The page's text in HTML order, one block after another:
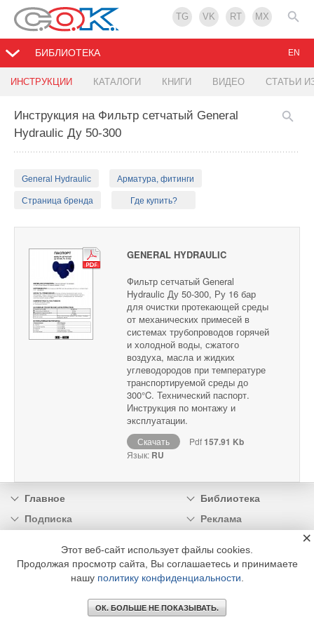
TG VK RT MX
БИБЛИОТЕКА
ИНСТРУКЦИИ КАТАЛОГИ КНИГИ ВИДЕО СТАТЬИ
EN
Инструкция на Фильтр сетчатый General
Hydraulic Ду 50-300
General Hydraulic Арматура, фитинги
Страница бренда Где купить?
GENERAL HYDRAULIC
Фильтр сетчатый General
Hydraulic Ду 50-300, Ру 16 бар
для очистки протекающей среды
от механических примесей в
системах трубопроводов горячей
и холодной воды, сжатого
воздуха, масла и жидких
углеводородов при температуре
транспортируемой среды до
300°C. Технический паспорт.
Инструкция по монтажу и
эксплуатации.
Скачать Pdf157.91 Kb
Язык: RU
Главное
Библиотека
Подписка
Реклама
© 2002 - 2026 OOO Издательский дом «МЕДИА ТЕХНОЛОДЖИ» +7 (495) 665-00-
Этот веб-сайт использует файлы cookies.
Продолжая просмотр сайта, Вы соглашаетесь и принимаете
нашу политику конфиденциальности
ОК. БОЛЬШЕ НЕ ПОКАЗЫВАТЬ.
×